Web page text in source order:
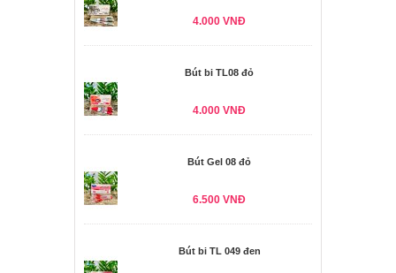
4.000 VNĐ
Bút bi TL08 đỏ
4.000 VNĐ
Bút Gel 08 đỏ
6.500 VNĐ
Bút bi TL 049 đen